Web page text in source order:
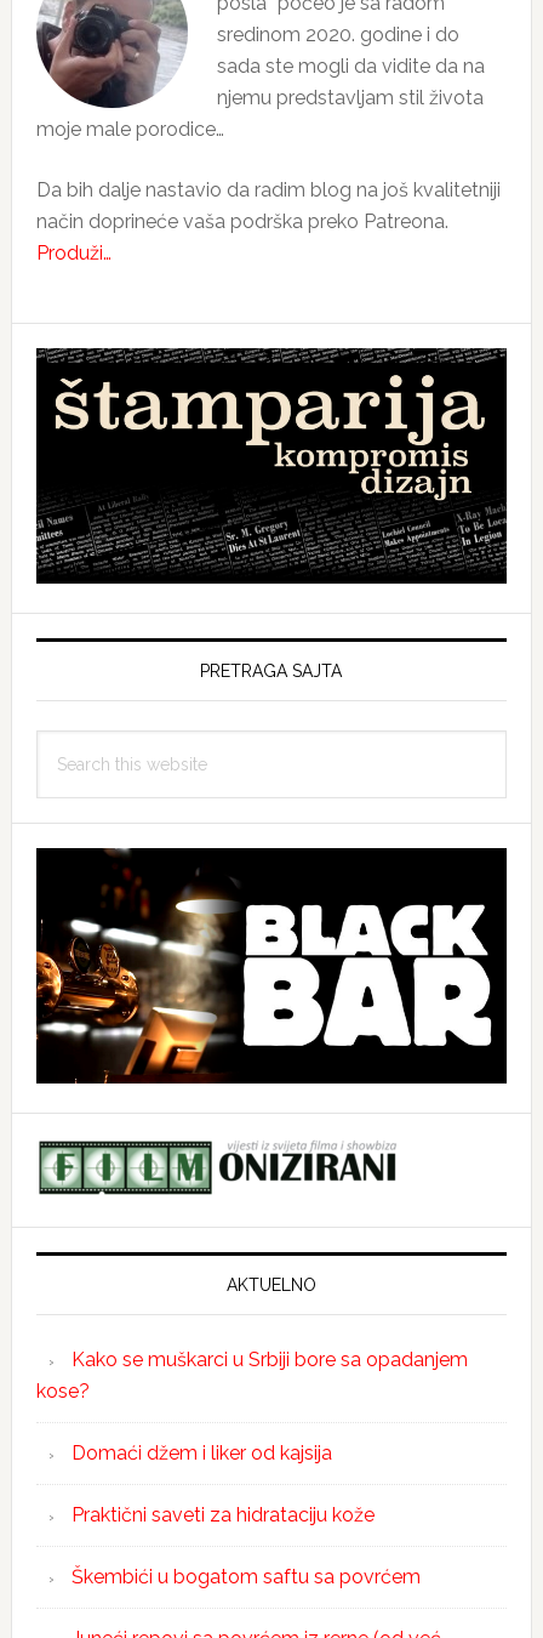
sredinom 2020. godine i do
sada ste mogli da vidite da na
njemu predstavljam stil života
moje male porodice…
Da bih dalje nastavio da radim blog na još kvalitetniji
način doprineće vaša podrška preko Patreona.
Produži…
PRETRAGA SAJTA
this
AKTUELNO
Kako se muškarci u Srbiji bore sa opadanjem
kose?
Domaći džem i liker od kajsija
Praktični saveti za hidrataciju kože
Škembići u bogatom saftu sa povrćem